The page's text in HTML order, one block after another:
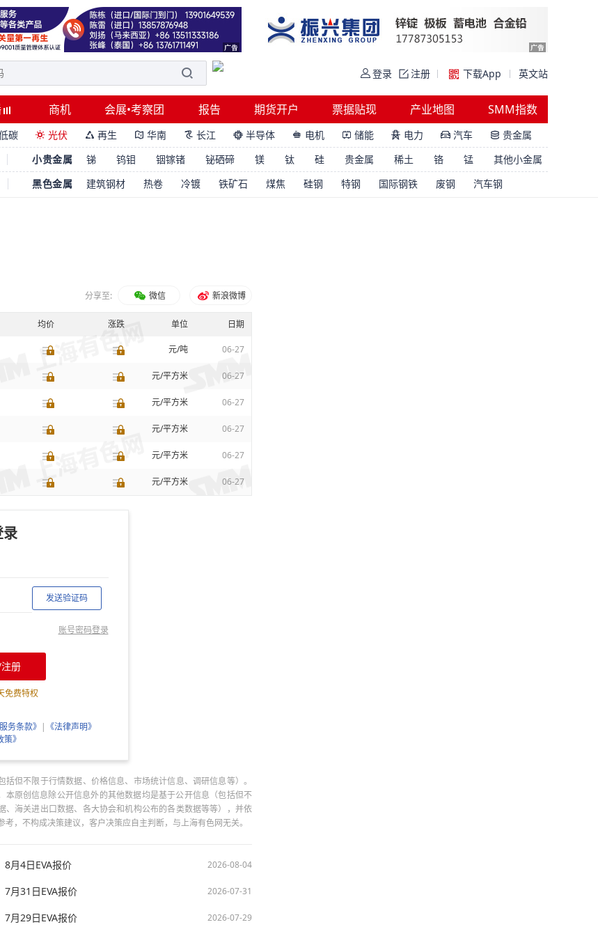
登录 注册 下载App 英文站
商机 会展•考察团 报告 期货开户 票据贴现 产业地图 SMM指数
碳  光伏  再生  华南  长江  半导体  电机  储能  电力  汽车  贵金属
小贵金属 锑 钨钼 铟镓锗 铋硒碲 镁 钛 硅 贵金属 稀土 铬 锰
其他小金属
黑色金属 建筑钢材 热卷 冷镀 铁矿石 煤焦 硅钢 特钢 国际钢铁 废钢 汽车钢
分享至: 微信 新浪微博
均价 涨跌 单位 日期
元/吨 06-27
元/平方米 06-27
元/平方米 06-27
元/平方米 06-27
元/平方米 06-27
元/平方米 06-27
发送验证码
账号密码登录
册
免费特权
务条款》 | 《法律声明》
策》
但不限于行情数据、价格信息、市场统计信息、调研信息等）。
原创信息除公开信息外的其他数据均是基于公开信息（包括但不
海关进出口数据、各大协会和机构公布的各类数据等等），并依
，不构成决策建议，客户决策应自主判断，与上海有色网无关。
8月4日EVA报价 2026-08-04
7月31日EVA报价 2026-07-31
7月29日EVA报价 2026-07-29